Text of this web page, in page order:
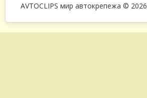
AVTOCLIPS мир автокрепежа © 2026